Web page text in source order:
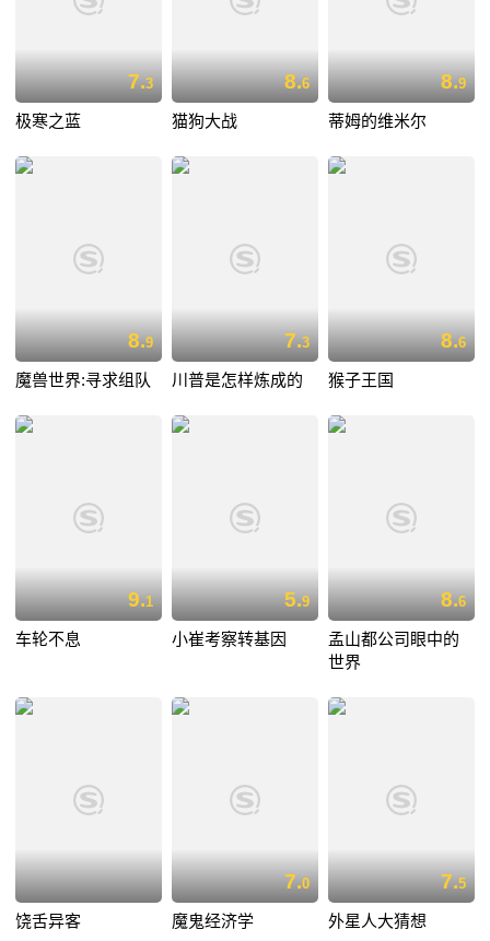
7.3
极寒之蓝
8.6
猫狗大战
8.9
蒂姆的维米尔
8.9
魔兽世界:寻求组队
7.3
川普是怎样炼成的
8.6
猴子王国
9.1
车轮不息
5.9
小崔考察转基因
8.6
孟山都公司眼中的
世界
饶舌异客
7.0
魔鬼经济学
7.5
外星人大猜想